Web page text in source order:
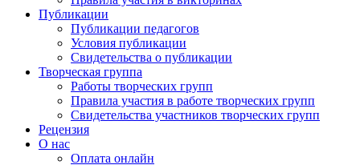
Публикации
Публикации педагогов
Условия публикации
Свидетельства о публикации
Творческая группа
Работы творческих групп
Правила участия в работе творческих групп
Свидетельства участников творческих групп
Рецензия
О нас
Оплата онлайн